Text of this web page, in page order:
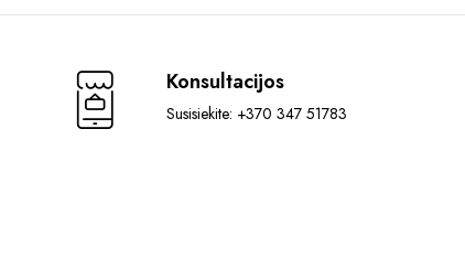
Konsultacijos
Susisiekite: +370 347 51783